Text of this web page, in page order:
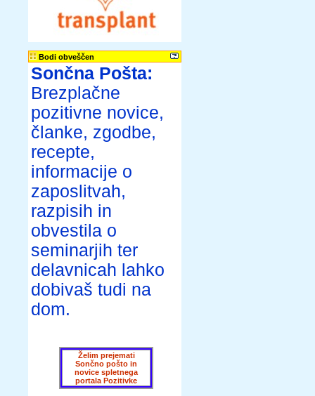
Bodi obveščen
Sončna Pošta:
Brezplačne
pozitivne novice,
članke, zgodbe,
recepte,
informacije o
zaposlitvah,
razpisih in
obvestila o
seminarjih ter
delavnicah lahko
dobivaš tudi na
dom.
Želim prejemati
Sončno pošto in
novice spletnega
portala Pozitivke